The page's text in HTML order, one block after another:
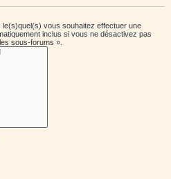
vous souhaitez effectuer une
inclus si vous ne désactivez pas
sous-forums ».